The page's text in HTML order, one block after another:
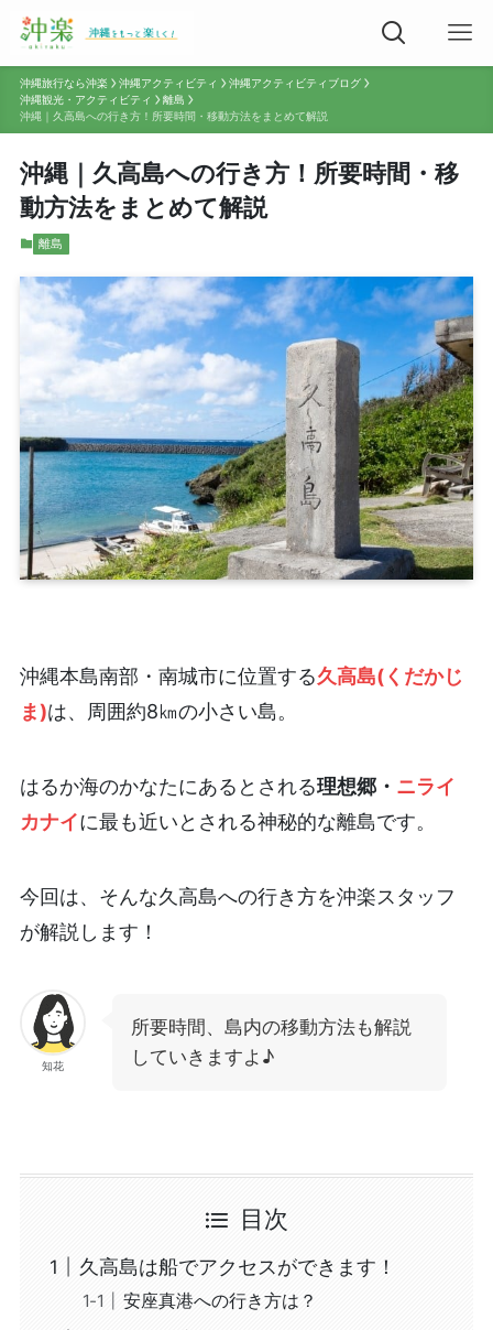
沖縄旅行なら沖楽 沖縄アクティビティ
沖縄アクティビティブログ
沖縄観光・アクティビティ
離島
沖縄｜久高島への行き方！所要時間・移動方法をまとめて解説
沖縄｜久高島への行き方！所要時間・移
動方法をまとめて解説
離島
沖縄本島南部・南城市に位置する久高島(くだかじ
ま)は、周囲約8㎞の小さい島。
はるか海のかなたにあるとされる理想郷・ ニライ
カナイに最も近いとされる神秘的な離島です。
今回は、そんな久高島への行き方を沖楽スタッフ
が解説します！
知花
所要時間、島内の移動方法も解説
していきますよ♪
目次
久高島は船でアクセスができます！
安座真港への行き方は？